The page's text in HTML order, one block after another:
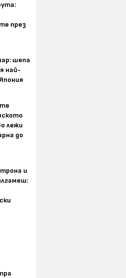
през
шепа
най-
лежи
до
и